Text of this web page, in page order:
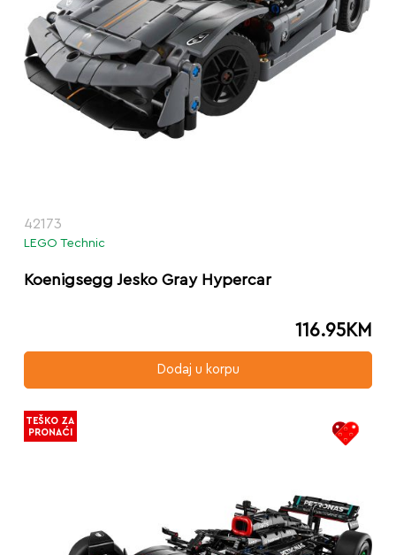
42173
LEGO Technic
Koenigsegg Jesko Gray Hypercar
116.95KM
Dodaj u korpu
TEŠKO ZA
PRONAĆI